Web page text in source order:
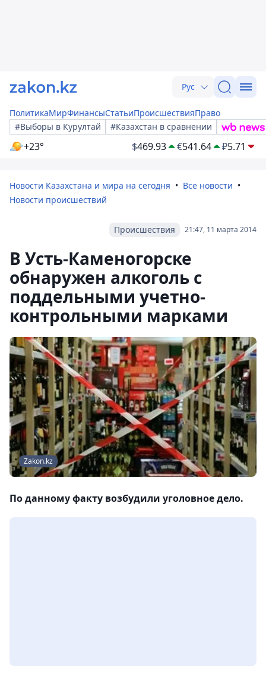
Рус
ПолитикаМирФинансыСтатьиПроисшествияПраво
#Выборы в Курултай
#Казахстан в сравнении
+23° $469.93 €541.64 ₽5.71
Новости Казахстана и мира на сегодня
Все новости
Новости происшествий
21:47, 11 марта 2014
Происшествия
В Усть-Каменогорске
обнаружен алкоголь с
поддельными учетно-
контрольными марками
Zakon.kz
По данному факту возбудили уголовное дело.